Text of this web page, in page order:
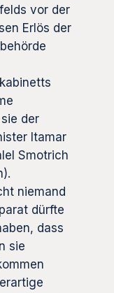
vor der
Erlös der
der
Itamar
Smotrich
niemand
dürfte
dass
sie